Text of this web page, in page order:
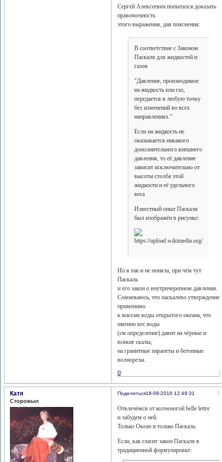
Сергей Алексеевич попытался доказать
правомочность
этого выражения, дав пояснения:
В соответствие с Законом
Паскаля для жидкостей и
газов
"Давление, производимое
на жидкость или газ,
передается в любую точку
без изменений во всех
направлениях."
Если на жидкость не
оказывается никакого
дополнительного внешнего
давления, то её давление
зависит исключительно от
высоты столба этой
жидкости и её удельного
веса
Известный опыт Паскаля
был изображён в рисунке.
Но я так и не поняла, при чём тут
Паскаль
и его закон о внутричерепном давлении.
Сомневаюсь, что паскалево утверждение
применимо
к массам воды открытого океана, что
именно вес воды
(см.определение) давит на чёрные и
всякие скалы,
на гранитные парапеты и бетонные
волнорезы.
0
Поделиться 2
18-08-2016 12:49:31
Катя
Сторожыл
Отвлечёмся от колченогой belle lettre
и забудем о ней.
Только Океан и только Паскаль.
Если, как гласит закон Паскаля в
традиционной формулировке: